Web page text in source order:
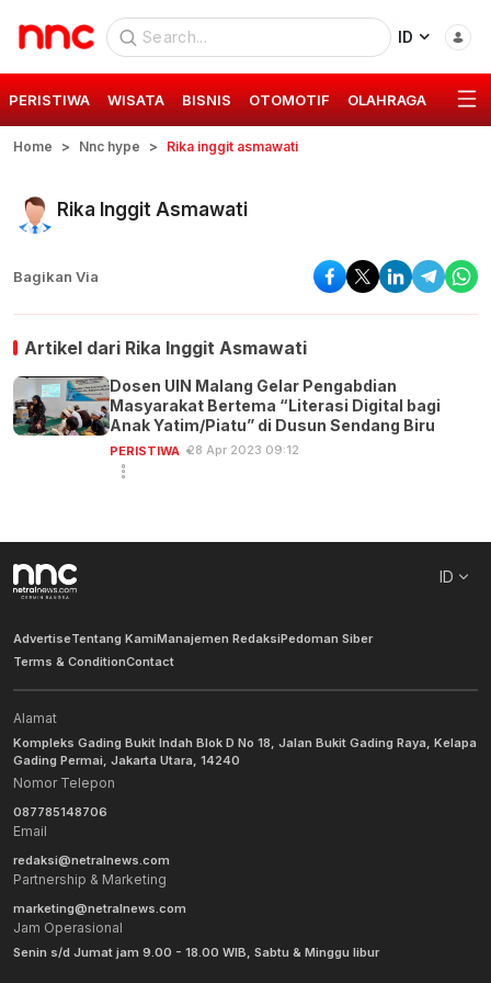
ID
PERISTIWA WISATA BISNIS OTOMOTIF OLAHRAGA GAYA
Home Nnc hype Rika inggit asmawati
Rika Inggit Asmawati
Bagikan Via
Artikel dari Rika Inggit Asmawati
Dosen UIN Malang Gelar Pengabdian
Masyarakat Bertema “Literasi Digital bagi
Anak Yatim/Piatu” di Dusun Sendang Biru
PERISTIWA 28 Apr 2023 09:12
ID
AdvertiseTentang KamiManajemen RedaksiPedoman Siber
Terms & ConditionContact
Alamat
Kompleks Gading Bukit Indah Blok D No 18, Jalan Bukit Gading Raya, Kelapa
Gading Permai, Jakarta Utara, 14240
Nomor Telepon
087785148706
Email
redaksi@netralnews.com
Partnership & Marketing
marketing@netralnews.com
Jam Operasional
Senin s/d Jumat jam 9.00 - 18.00 WIB, Sabtu & Minggu libur